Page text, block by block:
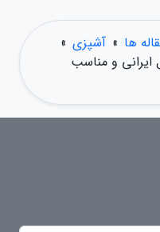
ها » آشپزی »
ایرانی و مناسب